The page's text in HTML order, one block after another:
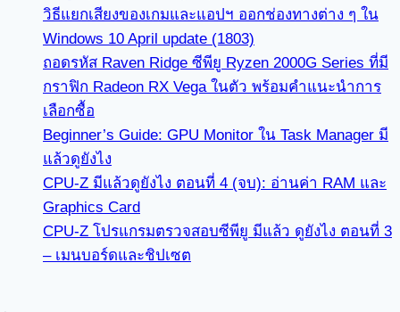
วิธีแยกเสียงของเกมและแอปฯ ออกช่องทางต่าง ๆ ใน
Windows 10 April update (1803)
ถอดรหัส Raven Ridge ซีพียู Ryzen 2000G Series ที่มี
กราฟิก Radeon RX Vega ในตัว พร้อมคำแนะนำการ
เลือกซื้อ
Beginner’s Guide: GPU Monitor ใน Task Manager มี
แล้วดูยังไง
CPU-Z มีแล้วดูยังไง ตอนที่ 4 (จบ): อ่านค่า RAM และ
Graphics Card
CPU-Z โปรแกรมตรวจสอบซีพียู มีแล้ว ดูยังไง ตอนที่ 3
– เมนบอร์ดและชิปเซต